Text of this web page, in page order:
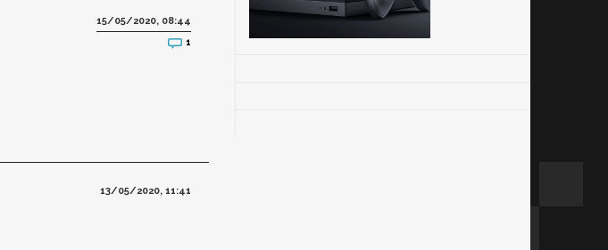
15/05/2020, 08:44
1
13/05/2020, 11:41